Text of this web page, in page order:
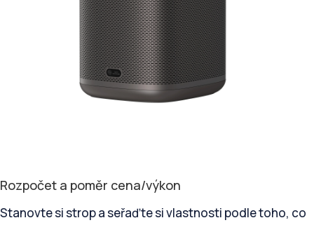
Rozpočet a poměr cena/výkon
Stanovte si strop a seřaďte si vlastnosti podle toho, co